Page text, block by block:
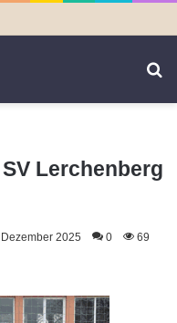
Lerchenberg
2025 0 69